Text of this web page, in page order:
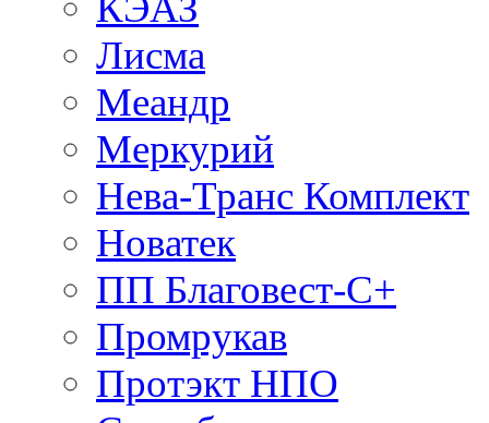
Лисма
Меандр
Меркурий
Нева-Транс Комплект
Новатек
ПП Благовест-С+
Промрукав
Протэкт НПО